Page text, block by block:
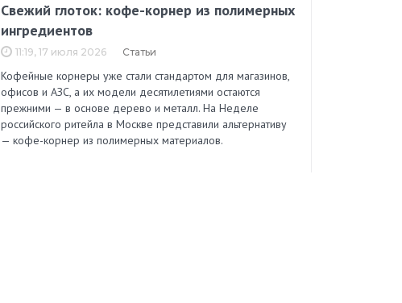
Свежий глоток: кофе-корнер из полимерных
ингредиентов
11:19, 17 июля 2026 Статьи
Кофейные корнеры уже стали стандартом для магазинов,
офисов и АЗС, а их модели десятилетиями остаются
прежними — в основе дерево и металл. На Неделе
российского ритейла в Москве представили альтернативу
— кофе-корнер из полимерных материалов.